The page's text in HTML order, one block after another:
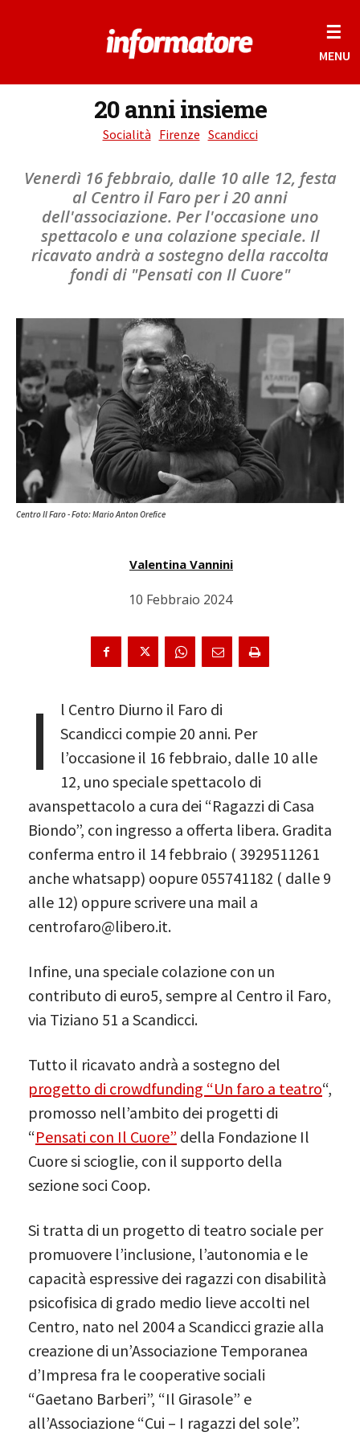
☰
MENU
20 anni insieme
Socialità Firenze Scandicci
Venerdì 16 febbraio, dalle 10 alle 12, festa
al Centro il Faro per i 20 anni
dell'associazione. Per l'occasione uno
spettacolo e una colazione speciale. Il
ricavato andrà a sostegno della raccolta
fondi di "Pensati con Il Cuore"
Centro Il Faro - Foto: Mario Anton Orefice
Valentina Vannini
10 Febbraio 2024
I
l Centro Diurno il Faro di
Scandicci compie 20 anni. Per
l’occasione il 16 febbraio, dalle 10 alle
12, uno speciale spettacolo di
avanspettacolo a cura dei “Ragazzi di Casa
Biondo”, con ingresso a offerta libera. Gradita
conferma entro il 14 febbraio ( 3929511261
anche whatsapp) oopure 055741182 ( dalle 9
alle 12) oppure scrivere una mail a
centrofaro@libero.it.
Infine, una speciale colazione con un
contributo di euro5, sempre al Centro il Faro,
via Tiziano 51 a Scandicci.
Tutto il ricavato andrà a sostegno del
progetto di crowdfunding “Un faro a teatro“,
promosso nell’ambito dei progetti di
“Pensati con Il Cuore” della Fondazione Il
Cuore si scioglie, con il supporto della
sezione soci Coop.
Si tratta di un progetto di teatro sociale per
promuovere l’inclusione, l’autonomia e le
capacità espressive dei ragazzi con disabilità
psicofisica di grado medio lieve accolti nel
Centro, nato nel 2004 a Scandicci grazie alla
creazione di un’Associazione Temporanea
d’Impresa fra le cooperative sociali
“Gaetano Barberi”, “Il Girasole” e
all’Associazione “Cui – I ragazzi del sole”.